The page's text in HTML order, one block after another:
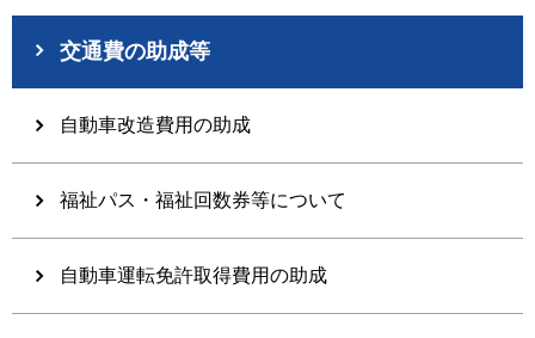
交通費の助成等
自動車改造費用の助成
福祉パス・福祉回数券等について
自動車運転免許取得費用の助成